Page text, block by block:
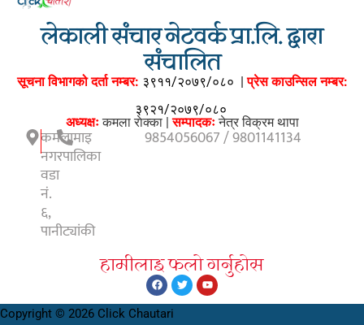
लेकाली संचार नेटवर्क प्रा.लि. द्वारा
संचालित
सूचना विभागको दर्ता नम्बर: ३९११/२०७९/०८० |प्रेस काउन्सिल नम्बर:
३९२१/२०७९/०८०
अध्यक्षःकमला राेक्का |सम्पादकःनेत्र विक्रम थापा
कमलामाइ
नगरपालिका
वडा
नं.
६,
पानीट्यांकी
9854056067 / 9801141134
हामीलाइ फलाे गर्नुहाेस
Copyright © 2026 Click Chautari